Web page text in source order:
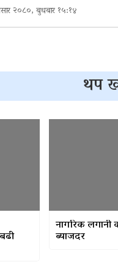
२०८०, बुधबार १५:१४
थप
नागरिक लगानी
ब्याजदर